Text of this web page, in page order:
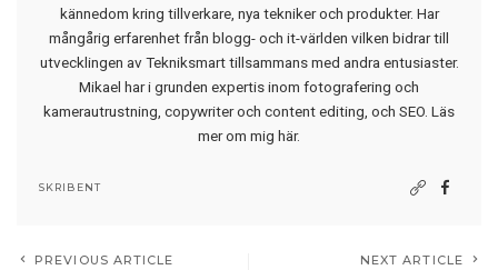
kännedom kring tillverkare, nya tekniker och produkter. Har
mångårig erfarenhet från blogg- och it-världen vilken bidrar till
utvecklingen av Tekniksmart tillsammans med andra entusiaster.
Mikael har i grunden expertis inom fotografering och
kamerautrustning, copywriter och content editing, och SEO. Läs
mer om mig här.
SKRIBENT
PREVIOUS ARTICLE NEXT ARTICLE